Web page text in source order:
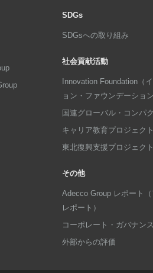
SDGs
SDGsへの取り組み
社会貢献活動
Innovation Foundation（
ョン・ファウンデーション
国連グローバル・コンパ
キャリア教育プロジェクト
東北復興支援プロジェクト
その他
Adecco Group レポート
レポート）
コーポレート・ガバナンス
外部からの評価